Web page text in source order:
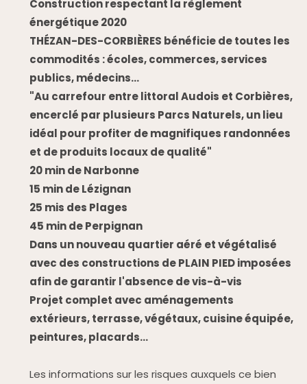
Construction respectant la règlement
énergétique 2020
THÉZAN-DES-CORBIÈRES bénéficie de toutes les
commodités : écoles, commerces, services
publics, médecins...
"Au carrefour entre littoral Audois et Corbières,
encerclé par plusieurs Parcs Naturels, un lieu
idéal pour profiter de magnifiques randonnées
et de produits locaux de qualité"
20 min de Narbonne
15 min de Lézignan
25 mis des Plages
45 min de Perpignan
Dans un nouveau quartier aéré et végétalisé
avec des constructions de PLAIN PIED imposées
afin de garantir l'absence de vis-à-vis
Projet complet avec aménagements
extérieurs, terrasse, végétaux, cuisine équipée,
peintures, placards…
Les informations sur les risques auxquels ce bien